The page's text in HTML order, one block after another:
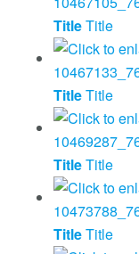
TitleTitle
TitleTitle
TitleTitle
TitleTitle